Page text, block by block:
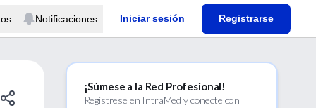
Notificaciones Iniciar sesión Registrarse
¡Súmese a la Red Profesional!
Regístrese en IntraMed y conecte con